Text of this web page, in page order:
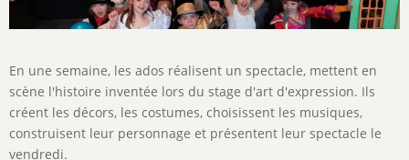
Description
de
l'activité
En une semaine, les ados réalisent un spectacle, mettent en
scène l'histoire inventée lors du stage d'art d'expression. Ils
créent les décors, les costumes, choisissent les musiques,
construisent leur personnage et présentent leur spectacle le
vendredi.